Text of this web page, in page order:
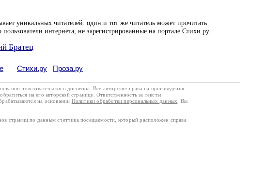
уникальных читателей: один и тот же читатель может прочитать
интернета, не зарегистрированные на портале Стихи.ру.
Братец
Стихи.ру Проза.ру
пользовательского договора
. Все авторские права на произведения
на его авторской странице. Ответственность за тексты
на основании Политики обработки персональных данных
. Вы
страниц по данным счетчика посещаемости, который расположен справа